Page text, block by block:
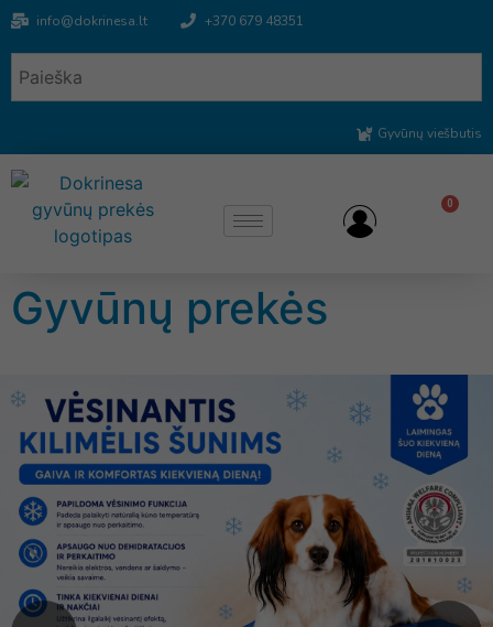
info@dokrinesa.lt +370 679 48351
Gyvūnų viešbutis
0
Gyvūnų prekės